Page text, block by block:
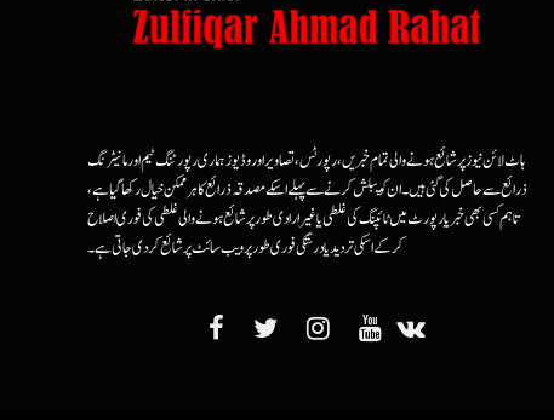
ہاٹ لائن نیوز پر شائع ہونے والی تمام خبریں، رپورٹس، تصاویر اور وڈیوز ہماری رپورٹنگ ٹیم اور مانیٹرنگ
ذرائع سے حاصل کی گئی ہیں۔ ان کو پبلش کرنے سے پہلے اسکے مصدقہ ذرائع کا ہرممکن خیال رکھا گیا ہے،
تاہم کسی بھی خبر یا رپورٹ میں ٹائپنگ کی غلطی یا غیرارادی طور پر شائع ہونے والی غلطی کی فوری اصلاح
کرکے اسکی تردید یا درستگی فوری طور پر ویب سائٹ پر شائع کردی جاتی ہے۔